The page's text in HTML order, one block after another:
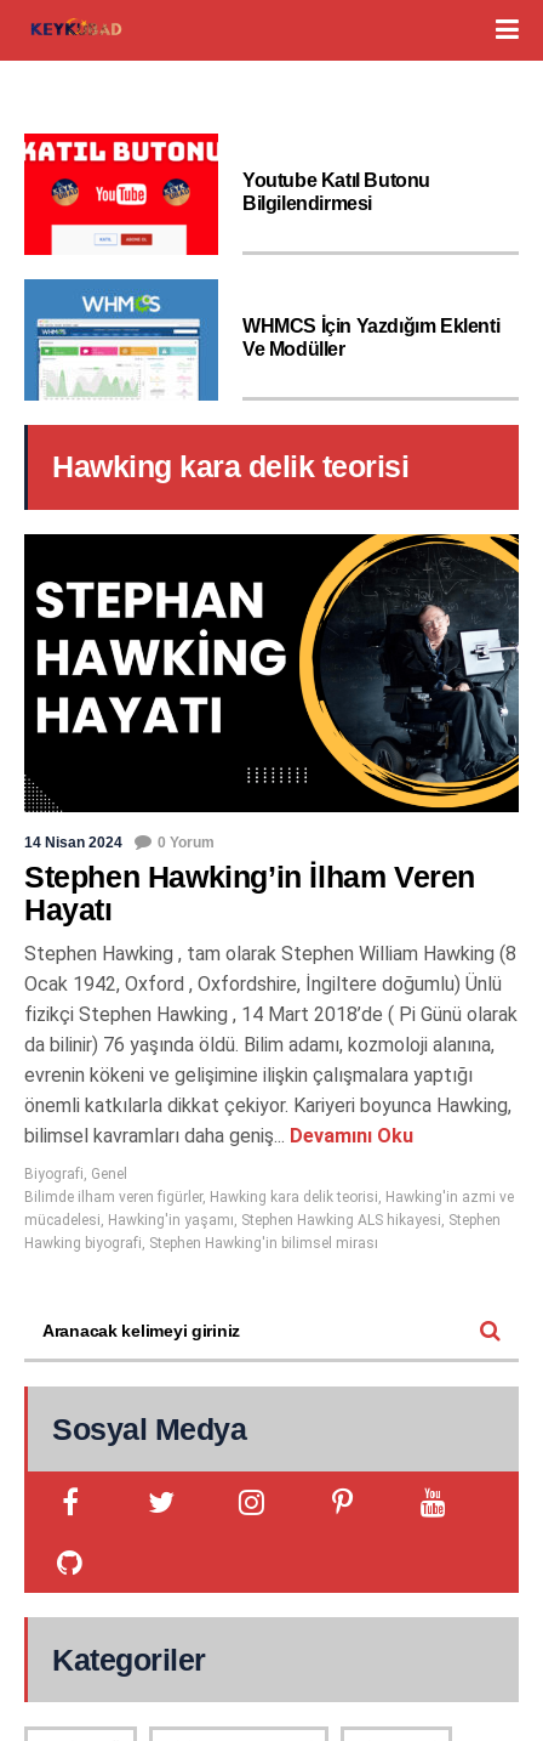
Youtube Katıl Butonu
Bilgilendirmesi
WHMCS İçin Yazdığım Eklenti
Ve Modüller
Hawking kara delik teorisi
14 Nisan 2024 0 Yorum
Stephen Hawking’in İlham Veren
Hayatı
Stephen Hawking , tam olarak Stephen William Hawking (8
Ocak 1942, Oxford , Oxfordshire, İngiltere doğumlu) Ünlü
fizikçi Stephen Hawking , 14 Mart 2018’de ( Pi Günü olarak
da bilinir) 76 yaşında öldü. Bilim adamı, kozmoloji alanına,
evrenin kökeni ve gelişimine ilişkin çalışmalara yaptığı
önemli katkılarla dikkat çekiyor. Kariyeri boyunca Hawking,
bilimsel kavramları daha geniş... Devamını Oku
Biyografi, Genel
Bilimde ilham veren figürler, Hawking kara delik teorisi, Hawking'in azmi ve
mücadelesi, Hawking'in yaşamı, Stephen Hawking ALS hikayesi, Stephen
Hawking biyografi, Stephen Hawking'in bilimsel mirası
Sosyal Medya
Kategoriler